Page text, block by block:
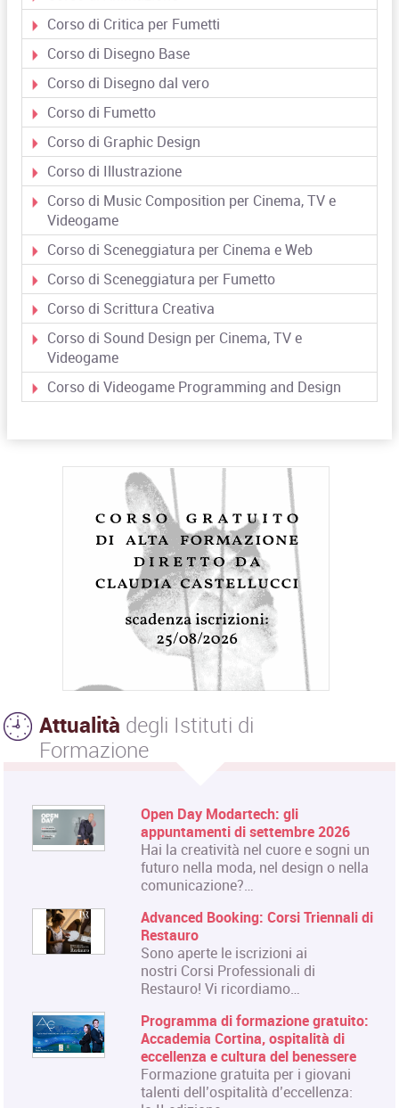
Corso di Critica per Fumetti
Corso di Disegno Base
Corso di Disegno dal vero
Corso di Fumetto
Corso di Graphic Design
Corso di Illustrazione
Corso di Music Composition per Cinema, TV e
Videogame
Corso di Sceneggiatura per Cinema e Web
Corso di Sceneggiatura per Fumetto
Corso di Scrittura Creativa
Corso di Sound Design per Cinema, TV e
Videogame
Corso di Videogame Programming and Design
Attualità degli Istituti di
Formazione
Open Day Modartech: gli
appuntamenti di settembre 2026
Hai la creatività nel cuore e sogni un
futuro nella moda, nel design o nella
comunicazione?…
Advanced Booking: Corsi Triennali di
Restauro
Sono aperte le iscrizioni ai
nostri Corsi Professionali di
Restauro! Vi ricordiamo…
Programma di formazione gratuito:
Accademia Cortina, ospitalità di
eccellenza e cultura del benessere
Formazione gratuita per i giovani
talenti dell’ospitalità d’eccellenza: